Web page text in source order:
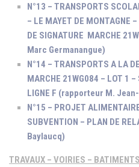
N°13 – TRANSPORTS
– LE MAYET DE MONTAGNE
DE SIGNATURE MARCHE
Marc Germanangue)
N°14 – TRANSPORTS A LA
MARCHE 21WG084 – LOT 1
LIGNE F (rapporteur M.
N°15 – PROJET
SUBVENTION – PLAN DE
Baylaucq)
TRAVAUX – VOIRIES –